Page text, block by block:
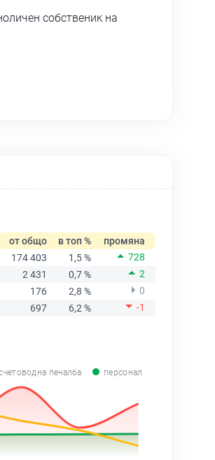
собственик на
от общо в топ %
промяна
174 403 1,5 %
728
2 431 0,7 %
2
176 2,8 %
0
697 6,2 % -1
печалба персонал